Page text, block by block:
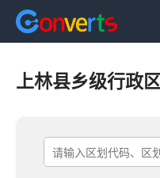
上林县乡级行政